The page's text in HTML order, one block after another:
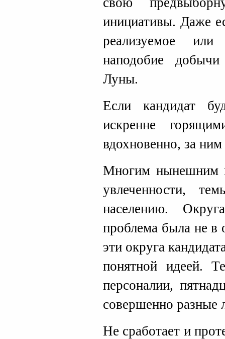
инициативы. Даже
реализуемое
наподобие
Луны.
Если кандидат
искренне
вдохновенно, за
Многим нынешним
увлеченности,
населению.
проблема была не в
эти округа
понятной идеей.
персоналии,
совершенно разные
Не сработает и